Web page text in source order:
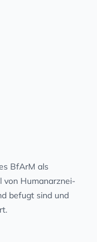
BfArM als
von Human­arz­nei­
befugt sind und